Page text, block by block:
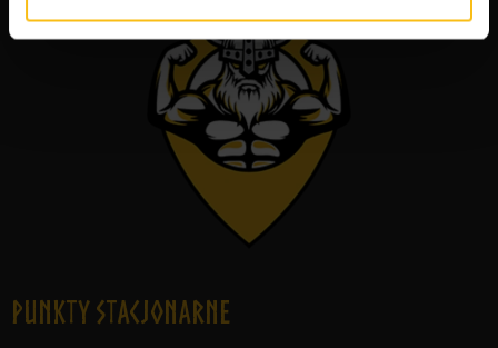
Punkty Stacjonarne